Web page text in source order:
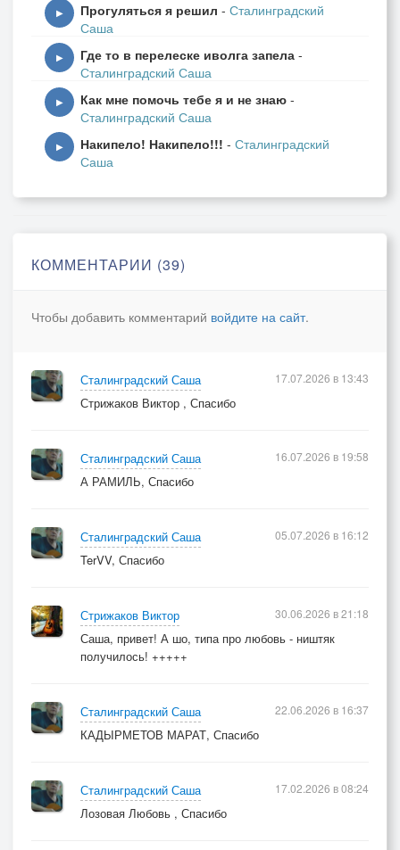
▶ Прогуляться я решил - Сталинградский
Саша
▶ Где то в перелеске иволга запела -
Сталинградский Саша
▶ Как мне помочь тебе я и не знаю -
Сталинградский Саша
▶ Накипело! Накипело!!! - Сталинградский
Саша
КОММЕНТАРИИ (39)
Чтобы добавить комментарий войдите на сайт.
Сталинградский Саша
Стрижаков Виктор , Спасибо
17.07.2026 в 13:43
Сталинградский Саша
А РАМИЛЬ, Спасибо
16.07.2026 в 19:58
Сталинградский Саша
TerVV, Спасибо
05.07.2026 в 16:12
Стрижаков Виктор
Саша, привет! А шо, типа про любовь - ништяк
получилось! +++++
30.06.2026 в 21:18
Сталинградский Саша
КАДЫРМЕТОВ МАРАТ, Спасибо
22.06.2026 в 16:37
Сталинградский Саша
Лозовая Любовь , Спасибо
17.02.2026 в 08:24